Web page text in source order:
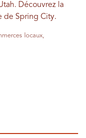
Découvrez la
de Spring City.
locaux,